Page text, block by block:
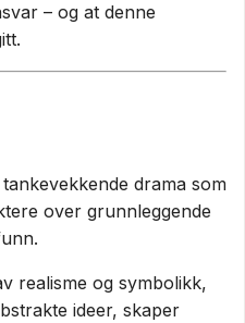
– og at denne
drama som
over grunnleggende
realisme og symbolikk,
ideer, skaper